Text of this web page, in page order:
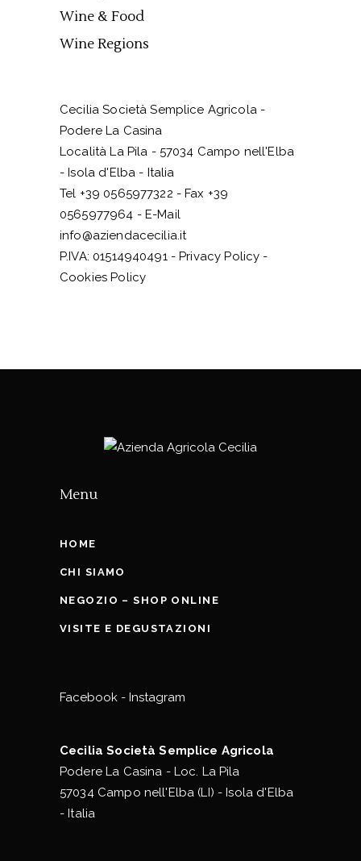
Wine & Food
Wine Regions
Cecilia Società Semplice Agricola -
Podere La Casina
Località La Pila - 57034 Campo nell'Elba
- Isola d'Elba - Italia
Tel +39 0565977322 - Fax +39
0565977964 - E-Mail
info@aziendacecilia.it
P.IVA: 01514940491 -Privacy Policy -
Cookies Policy
Menu
HOME
CHI SIAMO
NEGOZIO – SHOP ONLINE
VISITE E DEGUSTAZIONI
Facebook - Instagram
Cecilia Società Semplice Agricola
Podere La Casina - Loc. La Pila
57034 Campo nell'Elba (LI) - Isola d'Elba
- Italia